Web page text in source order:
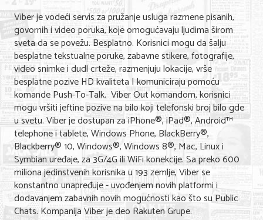
Viber je vodeći servis za pružanje usluga razmene pisanih,
govornih i video poruka, koje omogućavaju ljudima širom
sveta da se povežu. Besplatno. Korisnici mogu da šalju
besplatne tekstualne poruke, zabavne stikere, fotografije,
video snimke i dudl crteže, razmenjuju lokacije, vrše
besplatne pozive HD kvaliteta I komuniciraju pomoću
komande Push-To-Talk. Viber Out komandom, korisnici
mogu vršiti jeftine pozive na bilo koji telefonski broj bilo gde
u svetu. Viber je dostupan za iPhone®, iPad®, Android™
telephone i tablete, Windows Phone, BlackBerry®,
Blackberry® 10, Windows®, Windows 8®, Mac, Linux i
Symbian uređaje, za 3G/4G ili WiFi konekcije. Sa preko 600
miliona jedinstvenih korisnika u 193 zemlje, Viber se
konstantno unapređuje - uvođenjem novih platformi i
dodavanjem zabavnih novih mogućnosti kao što su Public
Chats. Kompanija Viber je deo Rakuten Grupe.